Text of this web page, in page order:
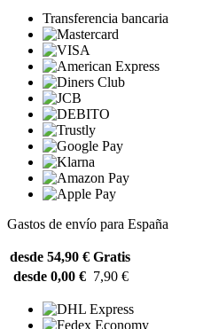
Transferencia bancaria
Gastos de envío para España
desde 54,90 € Gratis
desde 0,00 € 7,90 €